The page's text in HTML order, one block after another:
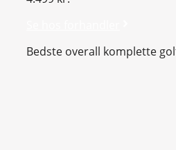
Bedste overall komplette